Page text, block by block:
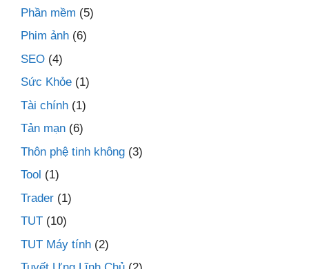
Phần mềm (5)
Phim ảnh (6)
SEO (4)
Sức Khỏe (1)
Tài chính (1)
Tản mạn (6)
Thôn phệ tinh không (3)
Tool (1)
Trader (1)
TUT (10)
TUT Máy tính (2)